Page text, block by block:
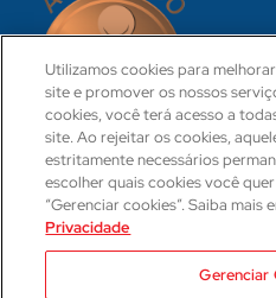
CRM 31-PR
Responsável Técnica Médica
Utilizamos cookies para
site e promover os nossos
cookies, você terá acesso a
site. Ao rejeitar os cookies,
estritamente necessários
escolher quais cookies você
“Gerenciar cookies”. Saiba mais
Privacidade
Gerenciar